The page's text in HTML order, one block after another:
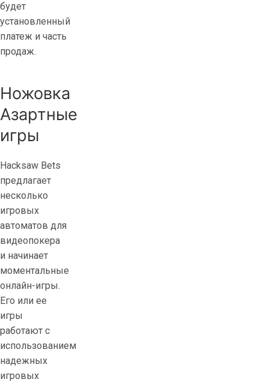
будет
установленный
платеж и часть
продаж.
Ножовка
Азартные
игры
Hacksaw Bets
предлагает
несколько
игровых
автоматов для
видеопокера
и начинает
моментальные
онлайн-игры.
Его или ее
игры
работают с
использованием
надежных
игровых